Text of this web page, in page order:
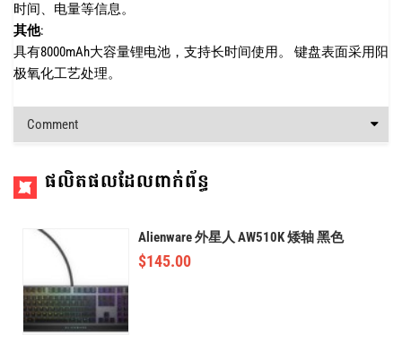
时间、电量等信息。
其他:
具有8000mAh大容量锂电池，支持长时间使用。 键盘表面采用阳
极氧化工艺处理。
Comment
ផលិតផលដែលពាក់ព័ន្ធ
Alienware 外星人 AW510K 矮轴 黑色
$145.00